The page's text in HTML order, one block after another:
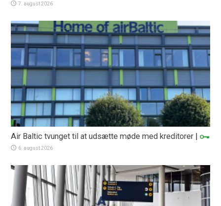
7. august 2026
Air Baltic tvunget til at udsætte møde med kreditorer |
6. august 2026